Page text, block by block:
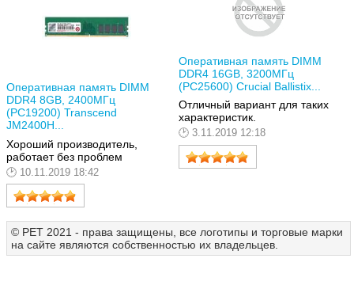
Оперативная память DIMM
DDR4 8GB, 2400МГц
(PC19200) Transcend
JM2400H...
Хороший производитель,
работает без проблем
10.11.2019 18:42
Оперативная память DIMM
DDR4 16GB, 3200МГц
(PC25600) Crucial Ballistix...
Отличный вариант для таких
характеристик.
3.11.2019 12:18
© РЕТ 2021 - права защищены, все логотипы и торговые марки
на сайте являются собственностью их владельцев.